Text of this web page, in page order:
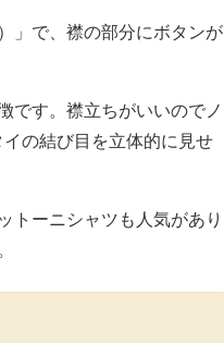
」で、襟の部分にボタンが
です。襟立ちがいいのでノ
の結び目を立体的に見せ
トーニシャツも人気があり